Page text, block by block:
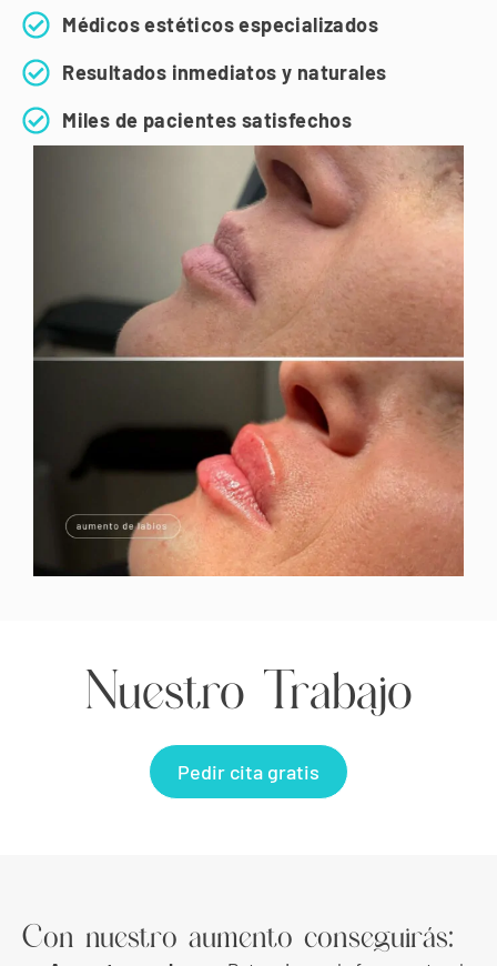
Médicos estéticos especializados
Resultados inmediatos y naturales
Miles de pacientes satisfechos
Nuestro Trabajo
Pedir cita gratis
Con nuestro aumento conseguirás: